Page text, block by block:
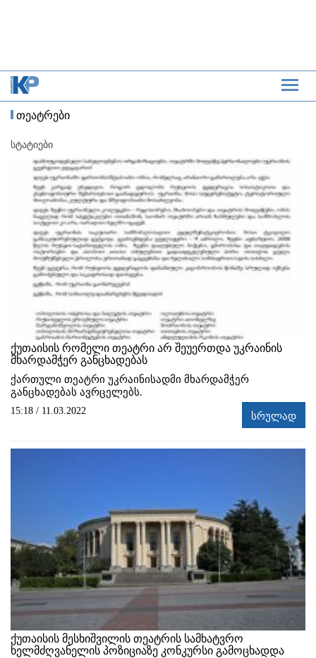
თეატრები
სტატიები
ქუთაისის რომელი თეატრი არ შეუერთდა უკრაინის
მხარდამჭერ განცხადებას
ქართული თეატრი უკრაინისადმი მხარდამჭერ
განცხადებას ავრცელებს.
15:18 / 11.03.2022 სრულად
ქუთაისის მესხიშვილის თეატრის სამხატვრო
ხელმძღვანელის პოზიციაზე კონკურსი გამოცხადდა